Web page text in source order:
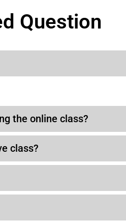
Question
the online class?
class?